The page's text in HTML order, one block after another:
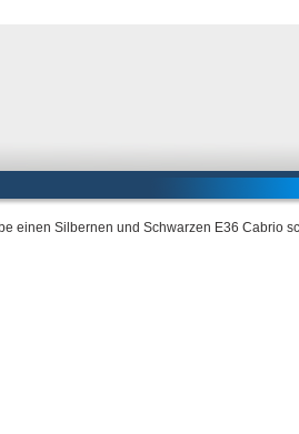
einen Silbernen und Schwarzen E36 Cabrio